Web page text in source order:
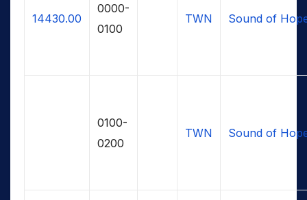
14430.00
0000-
0100
TWN Sound of
0100-
0200
TWN Sound of